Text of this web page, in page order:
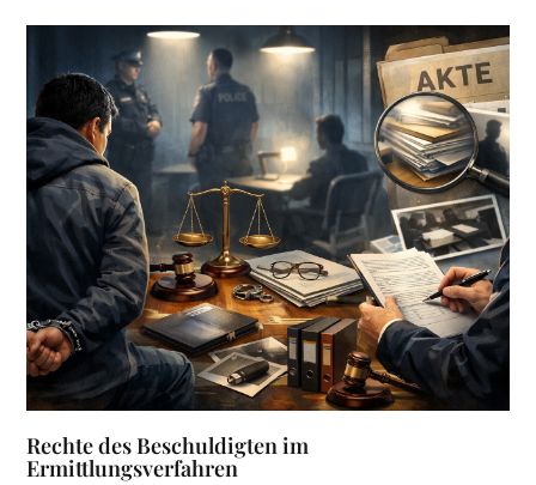
Rechte des Beschuldigten im
Ermittlungsverfahren